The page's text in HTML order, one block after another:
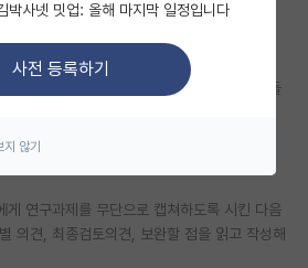
기 게시판
시판
판
시판
지속적으로 범부처 연구과제의 평가를 학생들
제내용을 제대로 읽은 적이 없습니다.
게 연구과제를 무단으로 캡쳐하도록 시킨 다음
의견, 최종검토의견, 보완할 점을 읽고 작성해
박사넷 밋업: 올해 마지막 일정입니다
사전 등록하기
않기